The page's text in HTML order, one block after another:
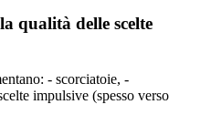
qualità delle scelte
- scorciatoie, -
impulsive (spesso verso